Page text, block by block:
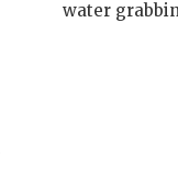
water